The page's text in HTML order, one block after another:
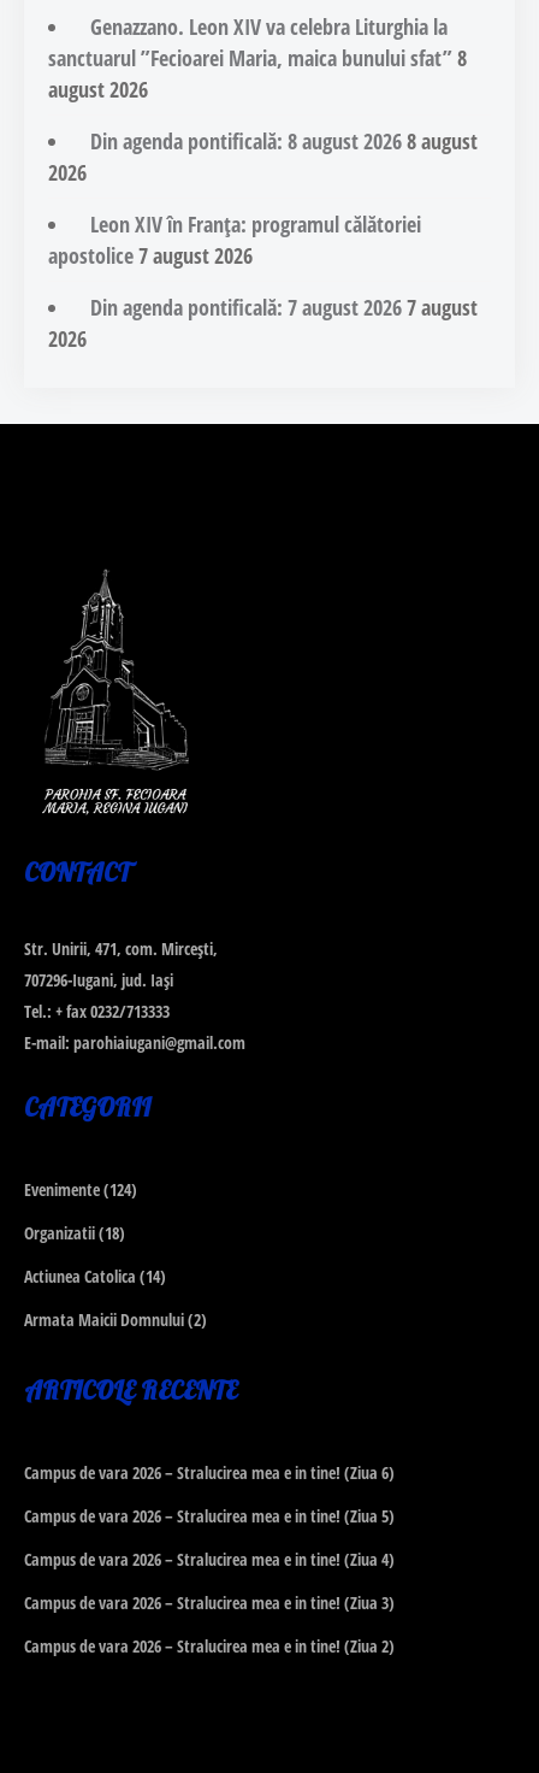
Genazzano. Leon XIV va celebra Liturghia la
sanctuarul ”Fecioarei Maria, maica bunului sfat”8
august 2026
Din agenda pontificală: 8 august 20268 august
2026
Leon XIV în Franța: programul călătoriei
apostolice7 august 2026
Din agenda pontificală: 7 august 20267 august
2026
CONTACT
Str. Unirii, 471, com. Mirceşti,
707296-Iugani, jud. Iaşi
Tel.: + fax 0232/713333
E-mail: parohiaiugani@gmail.com
CATEGORII
Evenimente(124)
Organizatii(18)
Actiunea Catolica (14)
Armata Maicii Domnului(2)
ARTICOLE RECENTE
Campus de vara 2026 – Stralucirea mea e in tine! (Ziua 6)
Campus de vara 2026 – Stralucirea mea e in tine! (Ziua 5)
Campus de vara 2026 – Stralucirea mea e in tine! (Ziua 4)
Campus de vara 2026 – Stralucirea mea e in tine! (Ziua 3)
Campus de vara 2026 – Stralucirea mea e in tine! (Ziua 2)